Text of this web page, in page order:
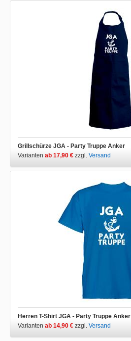
Grillschürze JGA - Party Truppe Anker
Varianten ab 17,90 € zzgl. Versand
Herren T-Shirt JGA - Party Truppe Anker
Varianten ab 14,90 € zzgl. Versand